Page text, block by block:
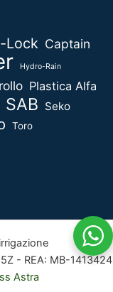
Lock Captain
Hydro-Rain
Plastica Alfa
SAB Seko
Toro
- REA: MB-1413424
Astra